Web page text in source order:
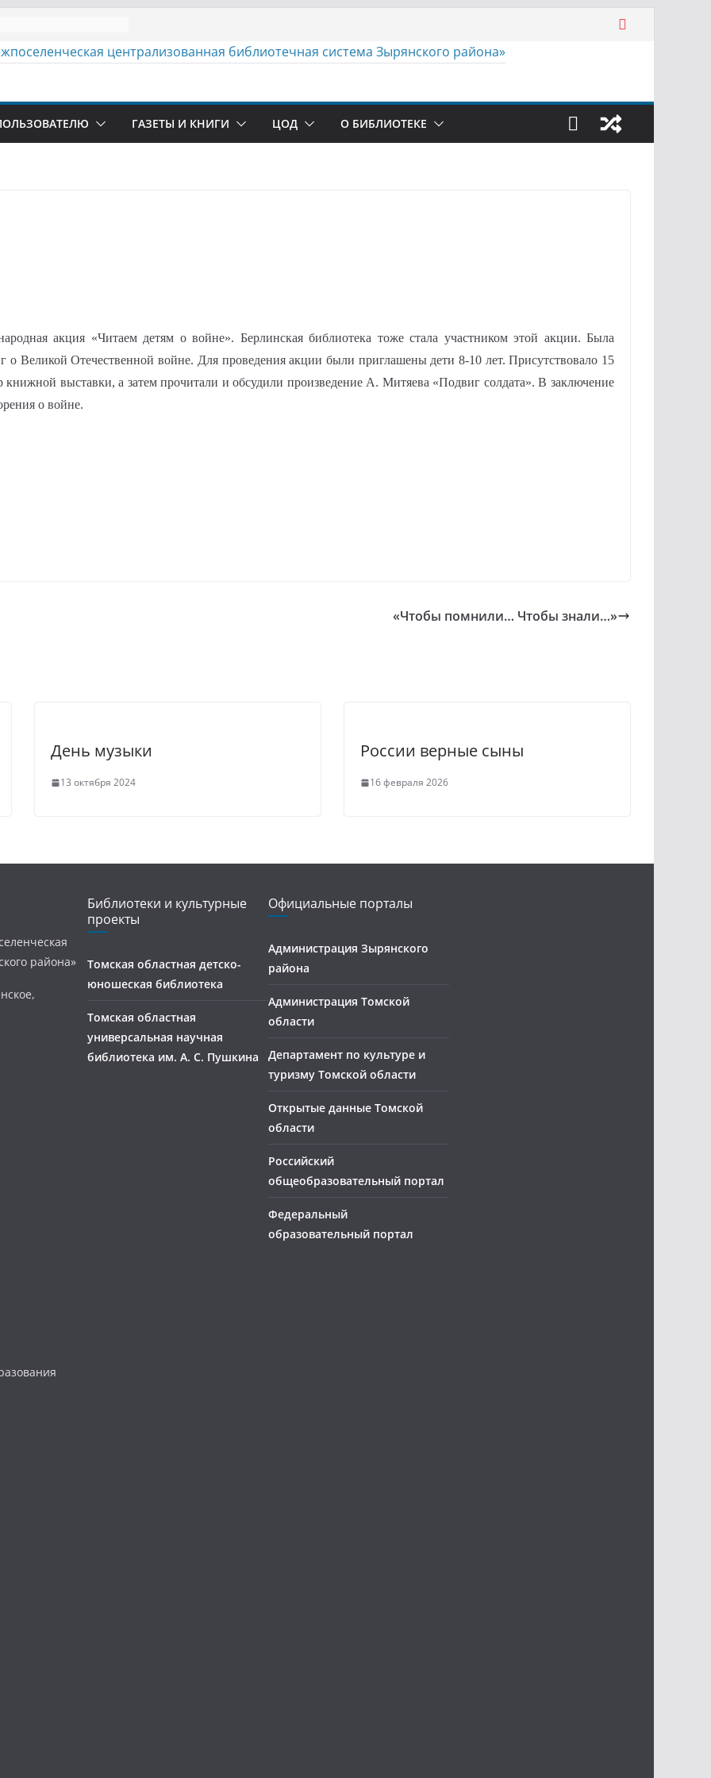
ГАЗЕТЫ И КНИГИ ЦОД О БИБЛИОТЕКЕ
акция «Читаем детям о войне». Берлинская библиотека тоже стала участником этой акции. Была
о Великой Отечественной войне. Для проведения акции были приглашены дети 8-10 лет. Присутствовало 15
книжной выставки, а затем прочитали и обсудили произведение А. Митяева «Подвиг солдата». В заключение
о войне.
«Чтобы помнили… Чтобы знали…»
День музыки
13 октября 2024
России верные сыны
16 февраля 2026
района»
Библиотеки и культурные
проекты
Томская областная детско-
юношеская библиотека
Томская областная
универсальная научная
библиотека им. А. С. Пушкина
Официальные порталы
Администрация Зырянского
района
Администрация Томской
области
Департамент по культуре и
туризму Томской области
Открытые данные Томской
области
Российский
общеобразовательный портал
Федеральный
образовательный портал